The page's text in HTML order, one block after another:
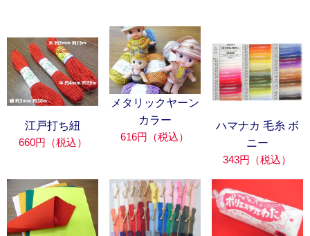
江戸打ち紐
660円（税込）
メタリックヤーン
カラー
616円（税込）
ハマナカ 毛糸 ボ
ニー
343円（税込）